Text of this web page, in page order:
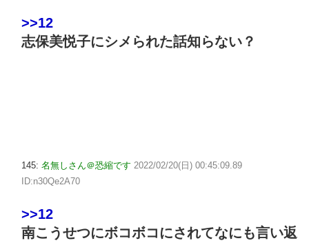
>>12
志保美悦子にシメられた話知らない？
145: 名無しさん＠恐縮です 2022/02/20(日) 00:45:09.89
ID:n30Qe2A70
>>12
南こうせつにボコボコにされてなにも言い返